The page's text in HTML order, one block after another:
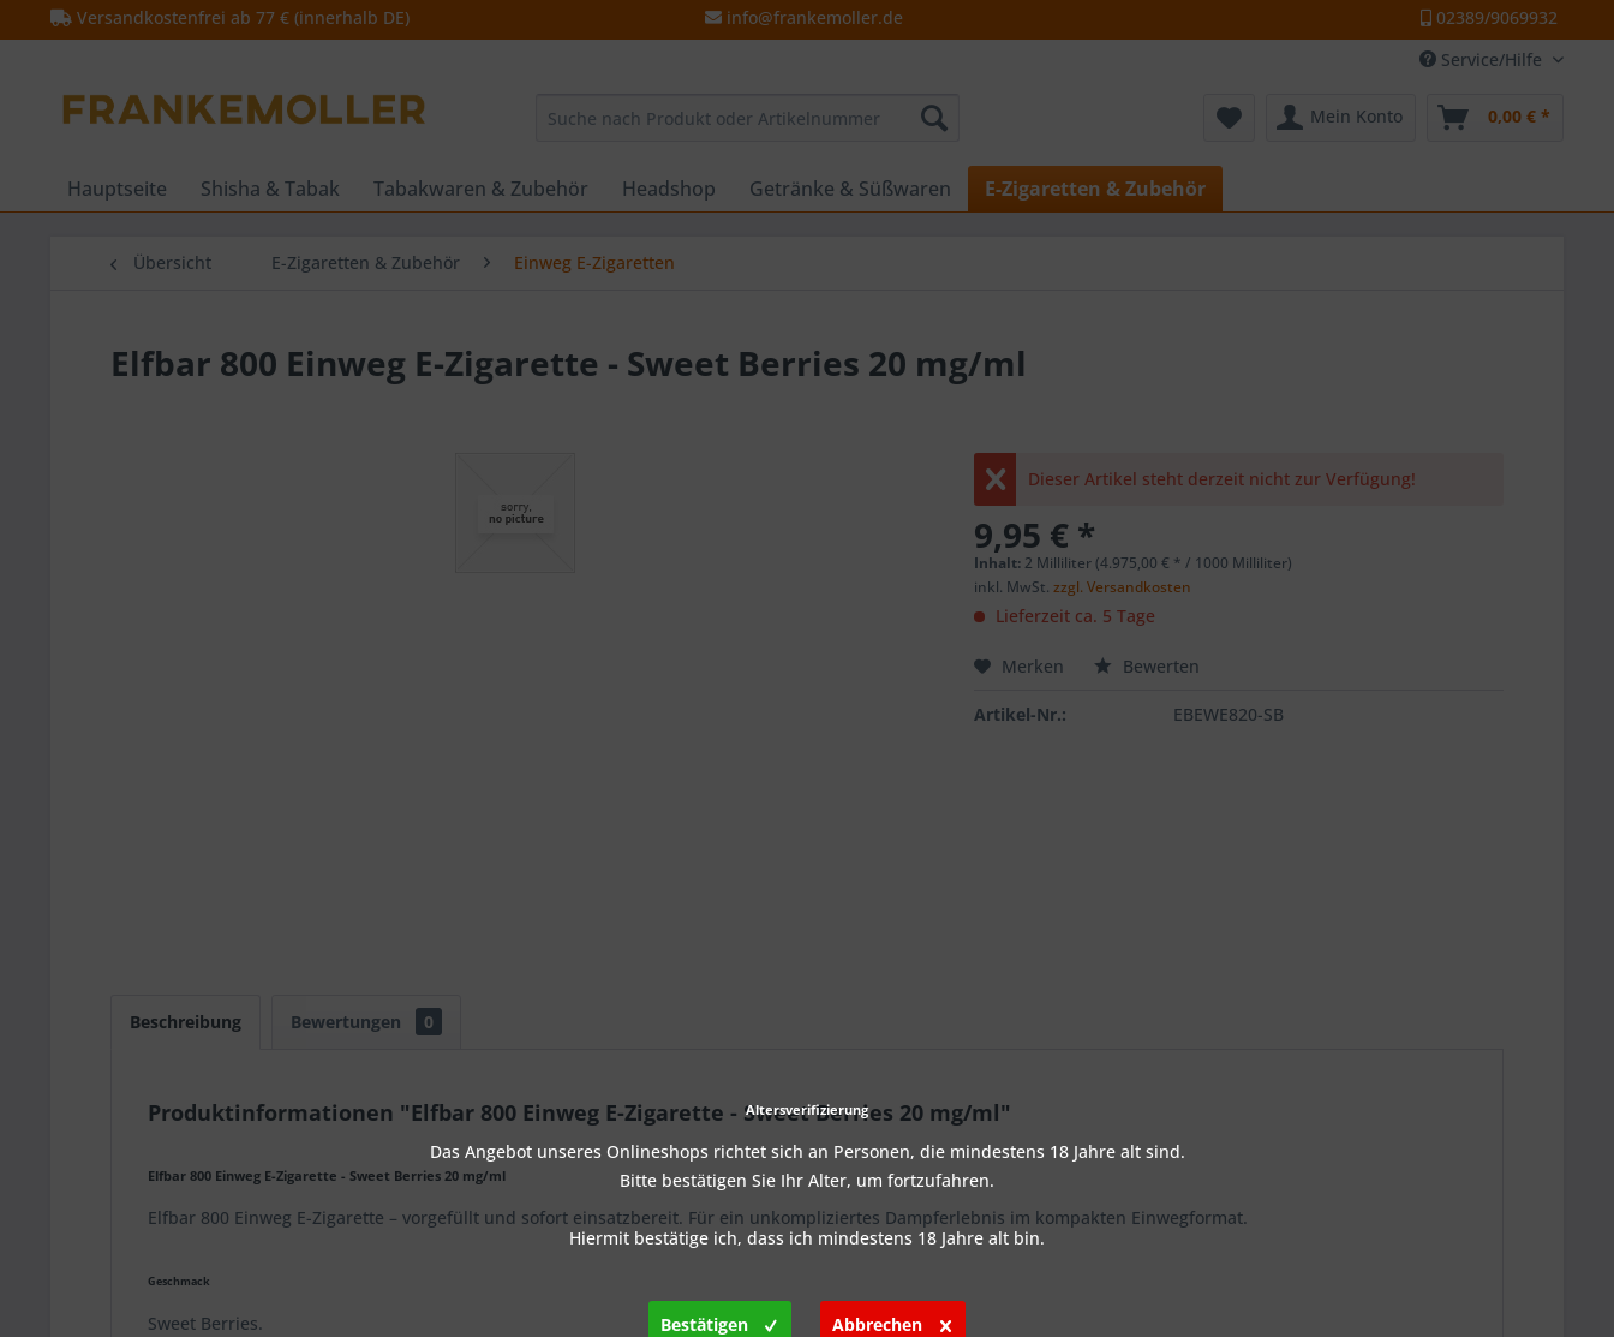
Versandkostenfrei ab 77 € (innerhalb DE) info@frankemoller.de
02389/9069932
Service/Hilfe
Mein Konto 0,00 € *
Hauptseite Shisha & Tabak Tabakwaren & Zubehör Headshop Getränke & Süßwaren E-Zigaretten & Zubehör
Übersicht E-Zigaretten & Zubehör Einweg E-Zigaretten
Elfbar 800 Einweg E-Zigarette - Sweet Berries 20 mg/ml
Dieser Artikel steht derzeit nicht zur Verfügung!
9,95 € *
Inhalt: 2 Milliliter (4.975,00 € * / 1000 Milliliter)
inkl. MwSt.zzgl. Versandkosten
Lieferzeit ca. 5 Tage
Merken Bewerten
Artikel-Nr.: EBEWE820-SB
Beschreibung Bewertungen 0
Produktinformationen "Elfbar 800 Einweg E-Zigarette - Sweet Berries 20 mg/ml"
Elfbar 800 Einweg E-Zigarette - Sweet Berries 20 mg/ml
Elfbar 800 Einweg E-Zigarette – vorgefüllt und sofort einsatzbereit. Für ein unkompliziertes Dampferlebnis im kompakten Einwegformat.
Geschmack
Sweet Berries.
Altersverifizierung
Das Angebot unseres Onlineshops richtet sich an Personen, die mindestens 18 Jahre alt sind.
Bitte bestätigen Sie Ihr Alter, um fortzufahren.
Hiermit bestätige ich, dass ich mindestens 18 Jahre alt bin.
Bestätigen Abbrechen